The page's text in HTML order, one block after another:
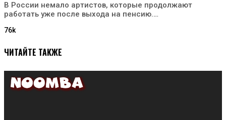
В России немало артистов, которые продолжают
работать уже после выхода на пенсию.…
76k
ЧИТАЙТЕ ТАКЖЕ